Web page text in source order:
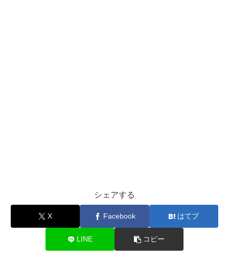
シェアする
X Facebook はてブ
LINE コピー